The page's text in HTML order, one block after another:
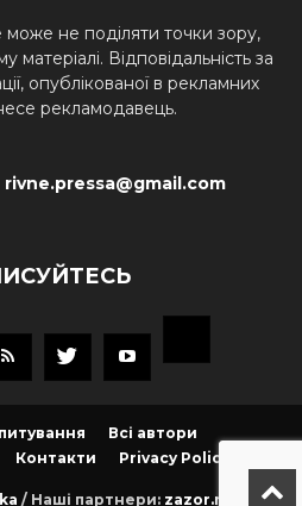
може не поділяти точки зору,
матеріалі. Відповідальність за
опублікованої в рекламних
рекламодавець.
rivne.pressa@gmail.com
Всі автори
Контакти Privacy Policy
/ Наші партнери: zazor.net